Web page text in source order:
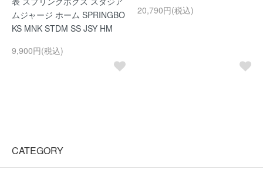
ムジャージ ホーム SPRINGBO
KS MNK STDM SS JSY HM
9,900円(税込)
20,790円(税込)
CATEGORY